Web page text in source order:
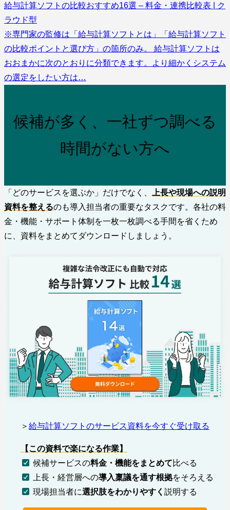
給与計算ソフトの比較おすすめ16選 – 料金・連携比較表 | ク
ラウド型
※専門家の監修は「給与計算ソフトとは」「給与計算ソフト
の比較ポイントと選び方」の箇所のみ。 給与計算ソフトは
おおまかに次のとおりに分類できます。より細かくシステム
の選定をしたい方は…
候補が多く、一社ずつ調べる
時間がない方へ
「どのサービスを選ぶか」だけでなく、
上長や現場への説明
資料を整えるのも導入担当者の重要なタスクです。各社の料
金・機能・サポート体制を一枚一枚調べる手間を省くため
に、資料をまとめてダウンロードしましょう。
＞ 給与計算ソフトのサービス資料を今すぐ受け取る
【この資料で楽になる作業】
候補サービスの料金・機能をまとめて比べる
上長・経営層への導入稟議を通す根拠をそろえる
現場担当者に選択肢をわかりやすく 説明する